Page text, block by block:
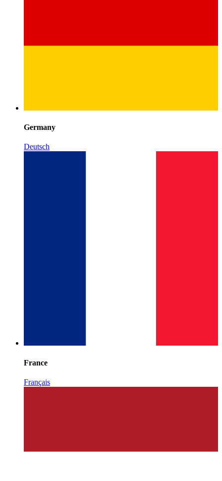
Germany
Deutsch
France
Français